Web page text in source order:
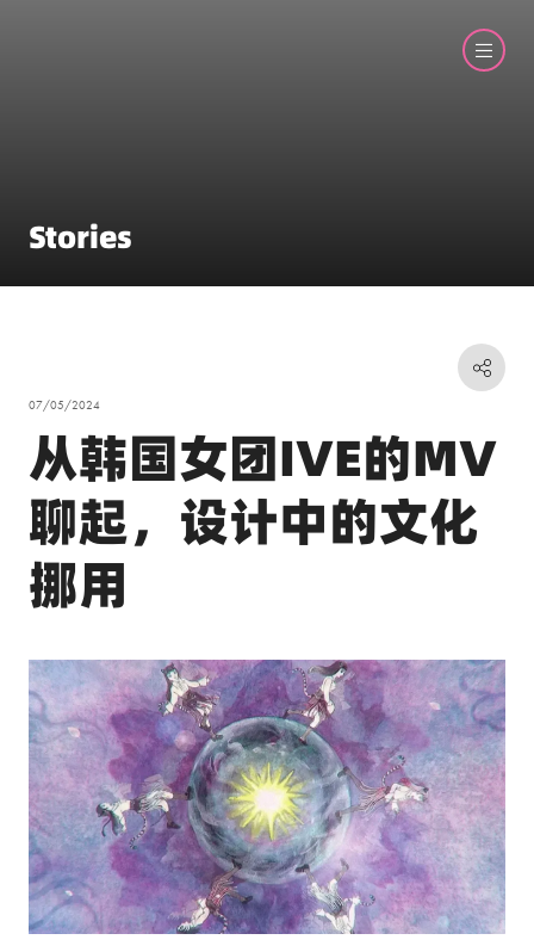
Stories
07/05/2024
从韩国女团IVE的MV
聊起，设计中的文化
挪用